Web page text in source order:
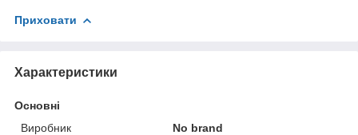
Приховати
Характеристики
Основні
Виробник
No brand